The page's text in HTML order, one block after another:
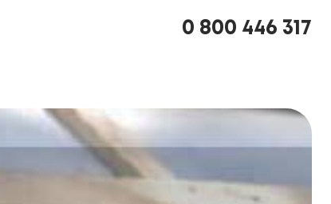
0 800 446 317